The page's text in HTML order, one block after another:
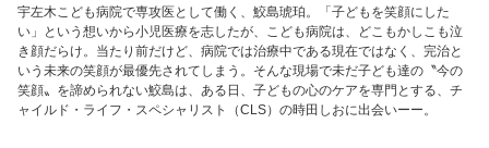
宇左木こども病院で専攻医として働く、鮫島琥珀。「子どもを笑顔にした
い」という想いから小児医療を志したが、こども病院は、どこもかしこも泣
き顔だらけ。当たり前だけど、病院では治療中である現在ではなく、完治と
いう未来の笑顔が最優先されてしまう。そんな現場で未だ子ども達の〝今の
笑顔〟を諦められない鮫島は、ある日、子どもの心のケアを専門とする、チ
ャイルド・ライフ・スペシャリスト（CLS）の時田しおに出会いーー。